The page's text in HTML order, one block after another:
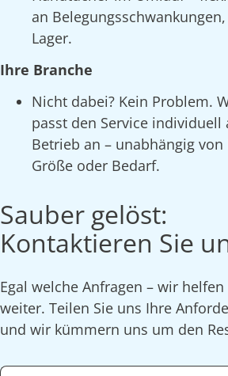
an
Lager.
Ihre Branche
Nicht dabei? Kein Problem.
passt den Service individuell
Betrieb an – unabhängig von
Größe oder Bedarf.
Sauber gelöst:
Kontaktieren Sie
Egal welche Anfragen – wir
weiter. Teilen Sie uns Ihre
und wir kümmern uns um den